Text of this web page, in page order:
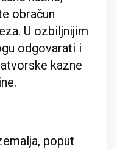
obračun
U ozbiljnijim
odgovarati i
kazne
poput